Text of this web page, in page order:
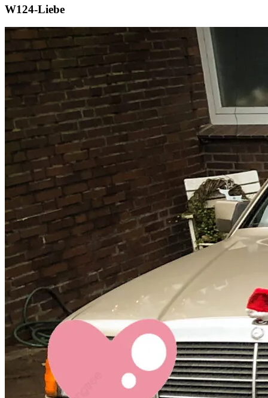
W124-Liebe